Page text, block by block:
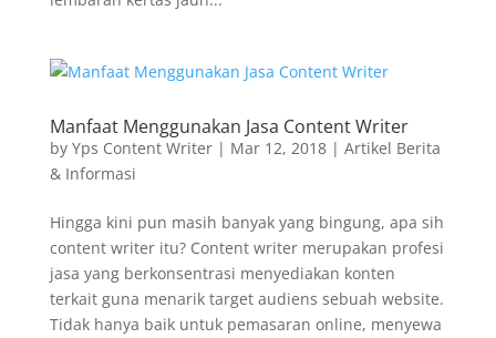
Manfaat Menggunakan Jasa Content Writer
by Yps Content Writer| Mar 12, 2018| Artikel Berita
& Informasi
Hingga kini pun masih banyak yang bingung, apa sih
content writer itu? Content writer merupakan profesi
jasa yang berkonsentrasi menyediakan konten
terkait guna menarik target audiens sebuah website.
Tidak hanya baik untuk pemasaran online, menyewa